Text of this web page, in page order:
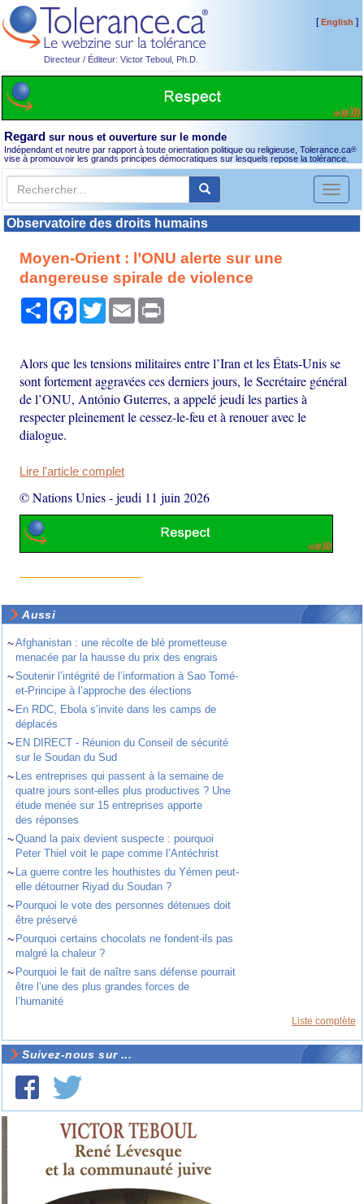
Directeur / Éditeur: Victor Teboul, Ph.D.
[English ]
Regard sur nous et ouverture sur le monde
Indépendant et neutre par rapport à toute orientation politique ou religieuse, Tolerance.ca®
vise à promouvoir les grands principes démocratiques sur lesquels repose la tolérance.
Toggle
Observatoire des droits humains
Moyen-Orient : l’ONU alerte sur une
dangereuse spirale de violence
PartagerFacebook
TwitterEmail
Alors que les tensions militaires entre l’Iran et les États-Unis se
sont fortement aggravées ces derniers jours, le Secrétaire général
de l’ONU, António Guterres, a appelé jeudi les parties à
respecter pleinement le cessez-le-feu et à renouer avec le
dialogue.
Lire l'article complet
© Nations Unies-jeudi 11 juin 2026
Aussi
~Afghanistan : une récolte de blé prometteuse
menacée par la hausse du prix des engrais
~Soutenir l’intégrité de l’information à Sao Tomé-
et-Principe à l’approche des élections
~ En RDC, Ebola s’invite dans les camps de
déplacés
~ EN DIRECT - Réunion du Conseil de sécurité
sur le Soudan du Sud
~ Les entreprises qui passent à la semaine de
quatre jours sont-elles plus productives ? Une
étude menée sur 15 entreprises apporte
des réponses
~Quand la paix devient suspecte : pourquoi
Peter Thiel voit le pape comme l’Antéchrist
~ La guerre contre les houthistes du Yémen peut-
elle détourner Riyad du Soudan ?
~ Pourquoi le vote des personnes détenues doit
être préservé
~ Pourquoi certains chocolats ne fondent-ils pas
malgré la chaleur ?
~ Pourquoi le fait de naître sans défense pourrait
être l’une des plus grandes forces de
l’humanité
Liste complète
Suivez-nous sur ...